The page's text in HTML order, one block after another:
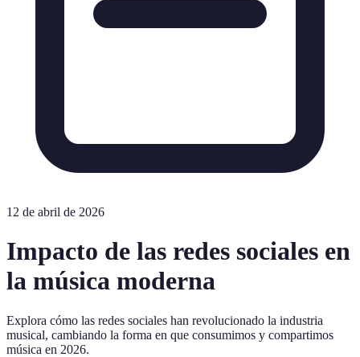
12 de abril de 2026
Impacto de las redes sociales en
la música moderna
Explora cómo las redes sociales han revolucionado la industria
musical, cambiando la forma en que consumimos y compartimos
música en 2026.